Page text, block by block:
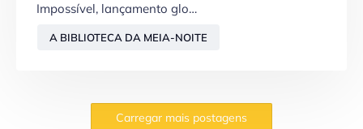
Impossível, lançamento glo…
A BIBLIOTECA DA MEIA-NOITE
Carregar mais postagens